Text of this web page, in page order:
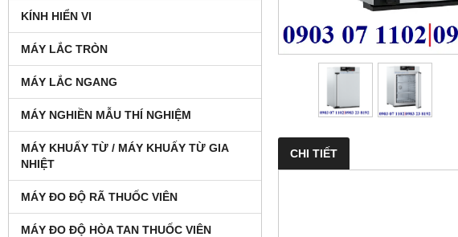
KÍNH HIỂN VI
MÁY LẮC TRÒN
MÁY LẮC NGANG
MÁY NGHIỀN MẪU THÍ NGHIỆM
MÁY KHUẤY TỪ / MÁY KHUẤY TỪ GIA
NHIỆT
MÁY ĐO ĐỘ RÃ THUỐC VIÊN
MÁY ĐO ĐỘ HÒA TAN THUỐC VIÊN
CHI TIẾT